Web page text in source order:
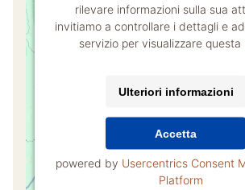
rilevare informazioni sulla sua
invitiamo a controllare i dettagli e
servizio per visualizzare questa
Ulteriori informazioni
Accetta
powered by Usercentrics Consent
Platform